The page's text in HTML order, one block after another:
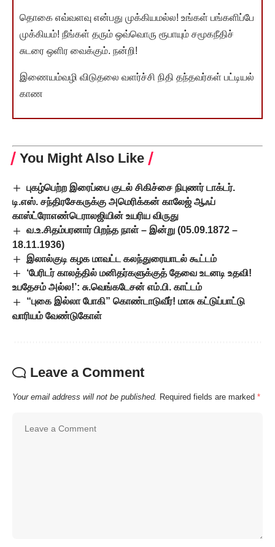
தொகை எவ்வளவு என்பது முக்கியமல்ல! உங்கள் பங்களிப்பே
முக்கியம்! நீங்கள் தரும் ஒவ்வொரு ரூபாயும் சமூகநீதிச்
சுடரை ஒளிர வைக்கும். நன்றி!
இணையம்வழி விடுதலை வளர்ச்சி நிதி தந்தவர்கள் பட்டியல்
காண
You Might Also Like
புகழ்பெற்ற இரைப்பை குடல் சிகிச்சை நிபுணர் டாக்டர்.
டி.எஸ். சந்திரசேகருக்கு அமெரிக்கன் காலேஜ் ஆஃப்
காஸ்ட்ரோஎண்டெராலஜியின் உயரிய விருது
வ.உ.சிதம்பரனார் பிறந்த நாள் – இன்று (05.09.1872 –
18.11.1936)
இலால்குடி கழக மாவட்ட கலந்துரையாடல் கூட்டம்
‘பேரிடர் காலத்தில் மனிதர்களுக்குத் தேவை உடனடி உதவி!
உபதேசம் அல்ல!’: சு.வெங்கடேசன் எம்.பி. காட்டம்
“புகை இல்லா போகி” கொண்டாடுவீர்! மாசு கட்டுப்பாட்டு
வாரியம் வேண்டுகோள்
Leave a Comment
Your email address will not be published. Required fields are marked *